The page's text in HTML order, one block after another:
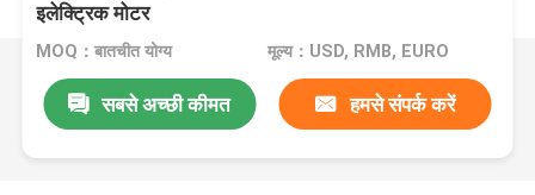
इलेक्ट्रिक मोटर
MOQ：बातचीत योग्य मूल्य：USD, RMB, EURO
सबसे अच्छी कीमत हमसे संपर्क करें